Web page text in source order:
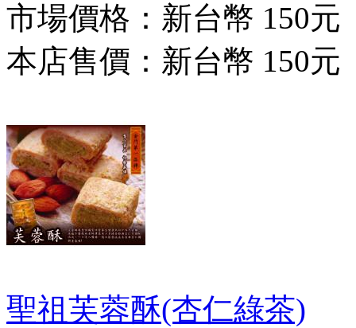
市場價格： 新台幣 150元
本店售價： 新台幣 150元
聖祖芙蓉酥(杏仁綠茶)